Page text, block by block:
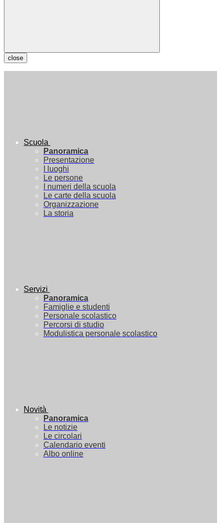
close
Scuola
Panoramica
Presentazione
I luoghi
Le persone
I numeri della scuola
Le carte della scuola
Organizzazione
La storia
Servizi
Panoramica
Famiglie e studenti
Personale scolastico
Percorsi di studio
Modulistica personale scolastico
Novità
Panoramica
Le notizie
Le circolari
Calendario eventi
Albo online